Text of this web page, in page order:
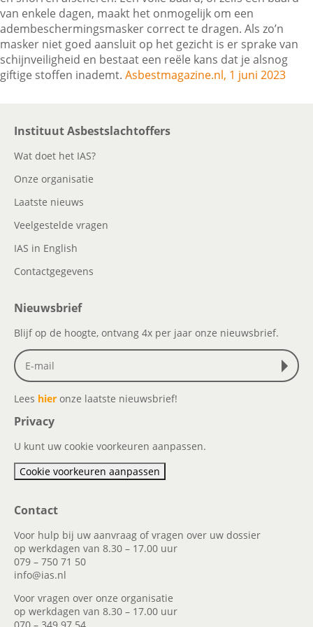
Contactgegevens
van enkele dagen, maakt het onmogelijk om een
adembeschermingsmasker correct te dragen. Als zo’n
masker niet goed aansluit op het gezicht is er sprake van
schijnveiligheid en bestaat een reële kans dat je alsnog
giftige stoffen inademt. Asbestmagazine.nl, 1 juni 2023
Instituut Asbestslachtoffers
Wat doet het IAS?
Onze organisatie
Laatste nieuws
Veelgestelde vragen
IAS in English
Contactgegevens
Nieuwsbrief
Blijf op de hoogte, ontvang 4x per jaar onze nieuwsbrief.
Lees hier onze laatste nieuwsbrief!
Privacy
U kunt uw cookie voorkeuren aanpassen.
Cookie voorkeuren aanpassen
Contact
Voor hulp bij uw aanvraag of vragen over uw dossier
op werkdagen van 8.30 – 17.00 uur
079 – 750 71 50
info@ias.nl
Voor vragen over onze organisatie
op werkdagen van 8.30 – 17.00 uur